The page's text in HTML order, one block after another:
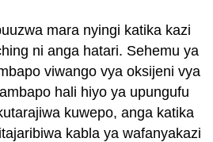
mara nyingi katika kazi
ni anga hatari. Sehemu ya
viwango vya oksijeni vya
hali hiyo ya upungufu
kuwepo, anga katika
kabla ya wafanyakazi